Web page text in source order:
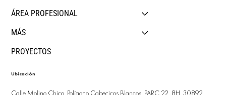
ÁREA PROFESIONAL
MÁS
PROYECTOS
Ubicación
Calle Molino Chico, Polígono Cabecicos Blancos, PARC.22, 8H, 30892